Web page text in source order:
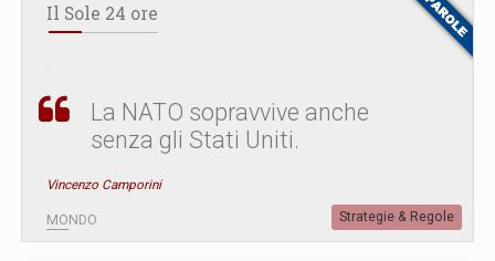
Il Sole 24 ore
La NATO sopravvive anche
senza gli Stati Uniti.
Vincenzo Camporini
MONDO Strategie & Regole